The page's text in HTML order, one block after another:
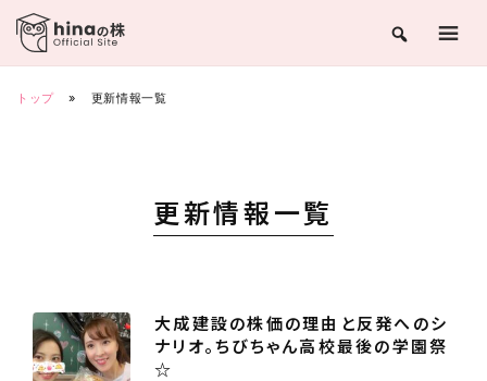
Skip
content
トップ » 更新情報一覧
更新情報一覧
大成建設の株価の理由と反発へのシ
ナリオ。ちびちゃん高校最後の学園祭
☆